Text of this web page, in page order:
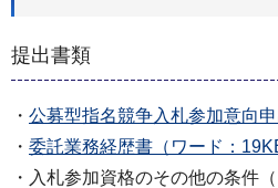
提出書類
・ 公募型指名競争入札参加意向
・ 委託業務経歴書（ワード：
・入札参加資格のその他の条件